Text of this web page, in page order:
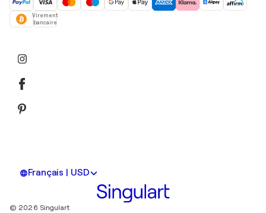
Virement
bancaire
Français | USD
© 2026 Singulart